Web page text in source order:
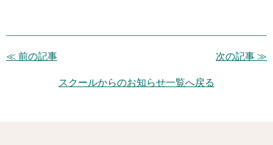
≪ 前の記事 次の記事 ≫
スクールからのお知らせ一覧へ戻る